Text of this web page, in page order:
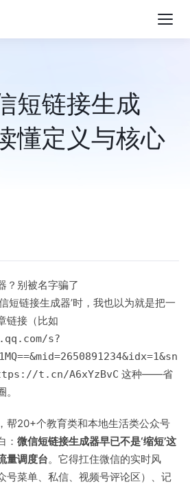
短链接生成
懂定义与核心
？别被名字骗了
短链接生成器’时，我也以为就是把一
链接（比如
s?
t.cn/A6xYzBvC 这种——省
帮20+个教育类和本地生活类公众号
： 微信短链接生成器早已不是‘缩短’这
量调度台。它得扛住微信的实时风
号菜单、私信、视频号评论区）、记